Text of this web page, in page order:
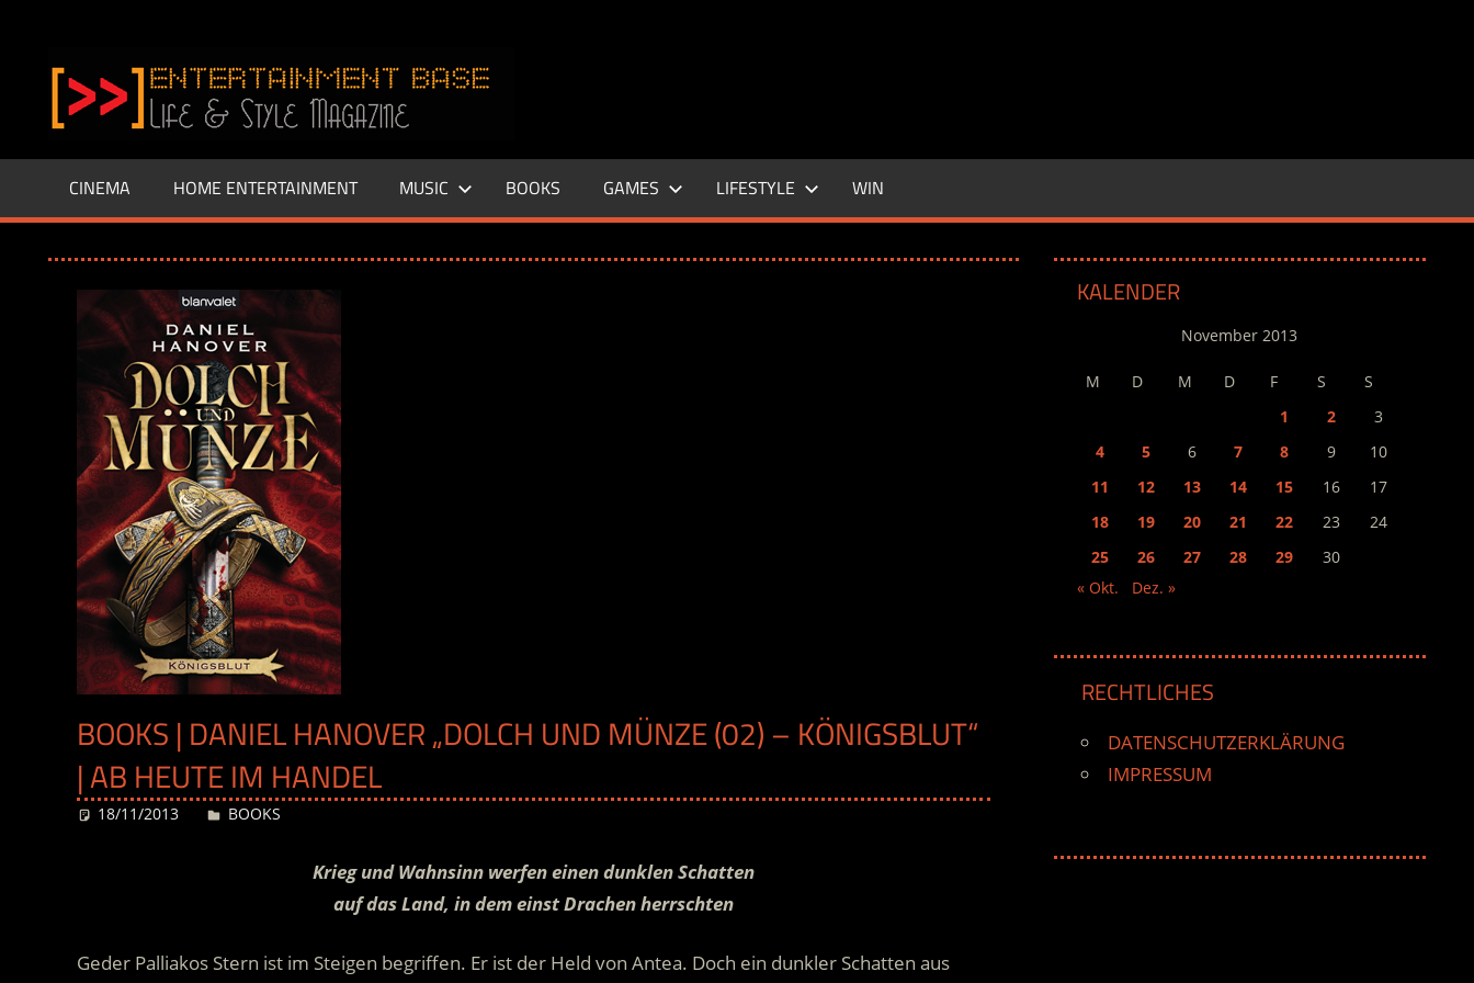
springen
–
LIFE
Base.de
CINEMA HOME ENTERTAINMENT MUSIC BOOKS GAMES LIFESTYLE WIN
BOOKS | DANIEL HANOVER „DOLCH UND MÜNZE (02) – KÖNIGSBLUT“
| AB HEUTE IM HANDEL
18/11/2013 Desiree
BOOKS
Krieg und Wahnsinn werfen einen dunklen Schatten
auf das Land, in dem einst Drachen herrschten
Geder Palliakos Stern ist im Steigen begriffen. Er ist der Held von Antea. Doch ein dunkler Schatten aus
KALENDER
November 2013
M D M D F S
S
1
2
3
4
5 6 7 8 9
10
11
12 13 14 15 16
17
18
19 20 21 22 23
24
25
26 27 28 29
30
« Okt.
Dez. »
RECHTLICHES
DATENSCHUTZERKLÄRUNG
IMPRESSUM